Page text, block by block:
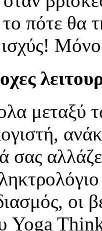
το πότε θα
ισχύς!
μεταξύ
οι
Yoga